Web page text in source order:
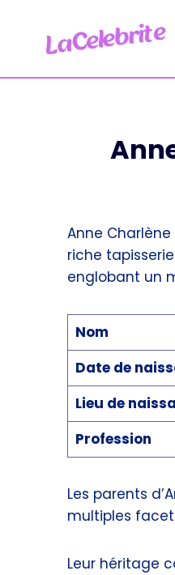
contenu
Anne
riche
englobant un
Nom
Date de
Lieu de
Profession
Les parents
multiples
Leur héritage